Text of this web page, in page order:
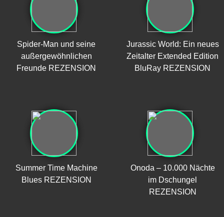
Spider-Man und seine
außergewöhnlichen
Freunde REZENSION
Jurassic World: Ein neues
Zeitalter Extended Edition
BluRay REZENSION
Summer Time Machine
Blues REZENSION
Onoda – 10.000 Nächte
im Dschungel
REZENSION